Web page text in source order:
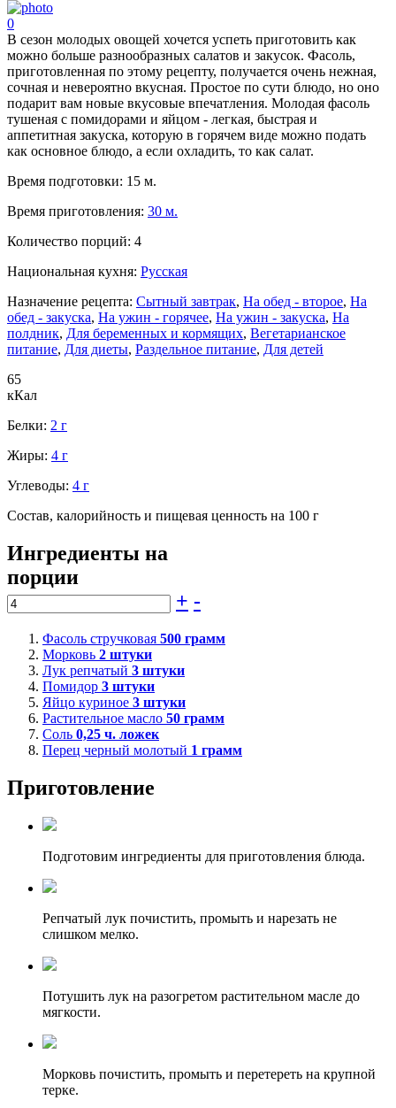
0
В сезон молодых овощей хочется успеть приготовить как
можно больше разнообразных салатов и закусок. Фасоль,
приготовленная по этому рецепту, получается очень нежная,
сочная и невероятно вкусная. Простое по сути блюдо, но оно
подарит вам новые вкусовые впечатления. Молодая фасоль
тушеная с помидорами и яйцом - легкая, быстрая и
аппетитная закуска, которую в горячем виде можно подать
как основное блюдо, а если охладить, то как салат.
Время подготовки: 15 м.
Время приготовления: 30 м.
Количество порций: 4
Национальная кухня: Русская
Назначение рецепта: Сытный завтрак, На обед - второе, На
обед - закуска, На ужин - горячее, На ужин - закуска, На
полдник, Для беременных и кормящих, Вегетарианское
питание, Для диеты, Раздельное питание, Для детей
65
кКал
Белки: 2 г
Жиры: 4 г
Углеводы: 4 г
Состав, калорийность и пищевая ценность на 100 г
Ингредиенты на
порции
+ -
Фасоль стручковая 500 грамм
Морковь 2 штуки
Лук репчатый 3 штуки
Помидор 3 штуки
Яйцо куриное 3 штуки
Растительное масло 50 грамм
Соль 0,25 ч. ложек
Перец черный молотый 1 грамм
Приготовление
Подготовим ингредиенты для приготовления блюда.
Репчатый лук почистить, промыть и нарезать не
слишком мелко.
Потушить лук на разогретом растительном масле до
мягкости.
Морковь почистить, промыть и перетереть на крупной
терке.